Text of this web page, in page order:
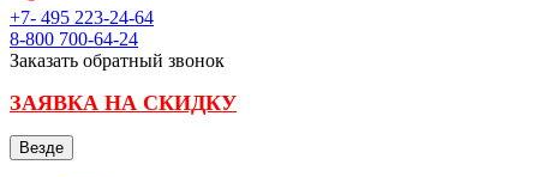
+7- 495 223-24-64
8-800 700-64-24
Заказать обратный звонок
ЗАЯВКА НА СКИДКУ
Везде